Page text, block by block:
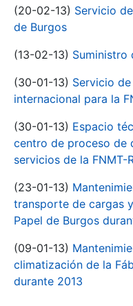
(20-02-13) Servicio
de Burgos
(13-02-13) Suministro
(30-01-13) Servicio
internacional para la
(30-01-13) Espacio
centro de proceso de
servicios de la FNMT-
(23-01-13)
transporte de cargas
Papel de Burgos
(09-01-13)
climatización de la
durante 2013